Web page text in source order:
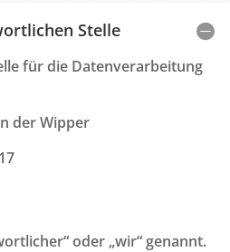
Stelle
für die Datenverarbeitung
der Wipper
“ oder „wir“ genannt.